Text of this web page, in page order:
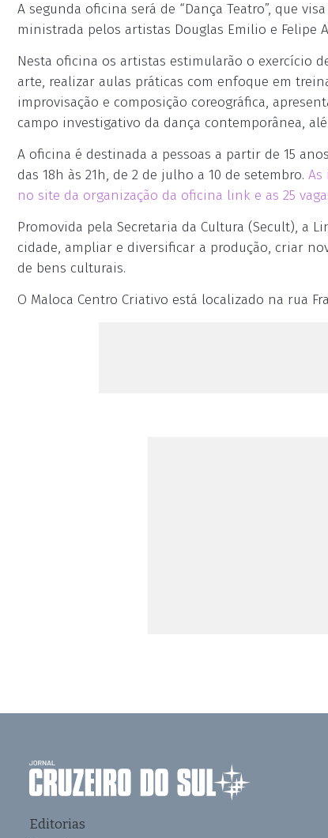
A segunda oficina será de “Dança Teatro”, que
ministrada pelos artistas Douglas Emilio e Felipe
Nesta oficina os artistas estimularão o exercício
arte, realizar aulas práticas com enfoque em
improvisação e composição coreográfica,
campo investigativo da dança contemporânea,
A oficina é destinada a pessoas a partir de 15
das 18h às 21h, de 2 de julho a 10 de setembro. As
no site da organização da oficina link e as 25
Promovida pela Secretaria da Cultura (Secult), a
cidade, ampliar e diversificar a produção, criar
de bens culturais.
O Maloca Centro Criativo está localizado na rua
Editorias